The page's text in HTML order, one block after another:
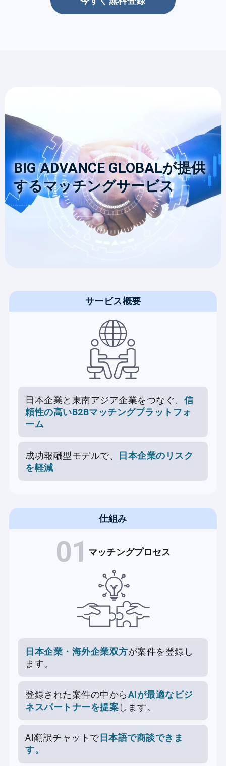
BIG ADVANCE GLOBALが提供
するマッチングサービス
サービス概要
日本企業と東南アジア企業をつなぐ、 信
頼性の高いB2Bマッチングプラットフォ
ーム
成功報酬型モデルで、
日本企業のリスク
を軽減
仕組み
01 マッチングプロセス
日本企業・海外企業双方が案件を登録し
ます。
登録された案件の中からAIが最適なビジ
ネスパートナーを提案します。
AI翻訳チャットで日本語で商談できま
す。